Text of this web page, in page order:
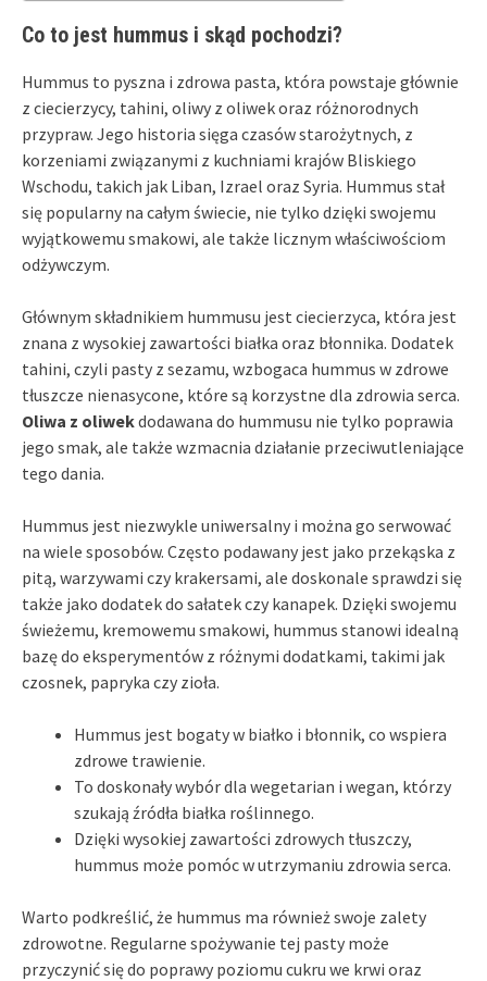
Co to jest hummus i skąd pochodzi?
Hummus to pyszna i zdrowa pasta, która powstaje głównie
z ciecierzycy, tahini, oliwy z oliwek oraz różnorodnych
przypraw. Jego historia sięga czasów starożytnych, z
korzeniami związanymi z kuchniami krajów Bliskiego
Wschodu, takich jak Liban, Izrael oraz Syria. Hummus stał
się popularny na całym świecie, nie tylko dzięki swojemu
wyjątkowemu smakowi, ale także licznym właściwościom
odżywczym.
Głównym składnikiem hummusu jest ciecierzyca, która jest
znana z wysokiej zawartości białka oraz błonnika. Dodatek
tahini, czyli pasty z sezamu, wzbogaca hummus w zdrowe
tłuszcze nienasycone, które są korzystne dla zdrowia serca.
Oliwa z oliwekdodawana do hummusu nie tylko poprawia
jego smak, ale także wzmacnia działanie przeciwutleniające
tego dania.
Hummus jest niezwykle uniwersalny i można go serwować
na wiele sposobów. Często podawany jest jako przekąska z
pitą, warzywami czy krakersami, ale doskonale sprawdzi się
także jako dodatek do sałatek czy kanapek. Dzięki swojemu
świeżemu, kremowemu smakowi, hummus stanowi idealną
bazę do eksperymentów z różnymi dodatkami, takimi jak
czosnek, papryka czy zioła.
Hummus jest bogaty w białko i błonnik, co wspiera
zdrowe trawienie.
To doskonały wybór dla wegetarian i wegan, którzy
szukają źródła białka roślinnego.
Dzięki wysokiej zawartości zdrowych tłuszczy,
hummus może pomóc w utrzymaniu zdrowia serca.
Warto podkreślić, że hummus ma również swoje zalety
zdrowotne. Regularne spożywanie tej pasty może
przyczynić się do poprawy poziomu cukru we krwi oraz